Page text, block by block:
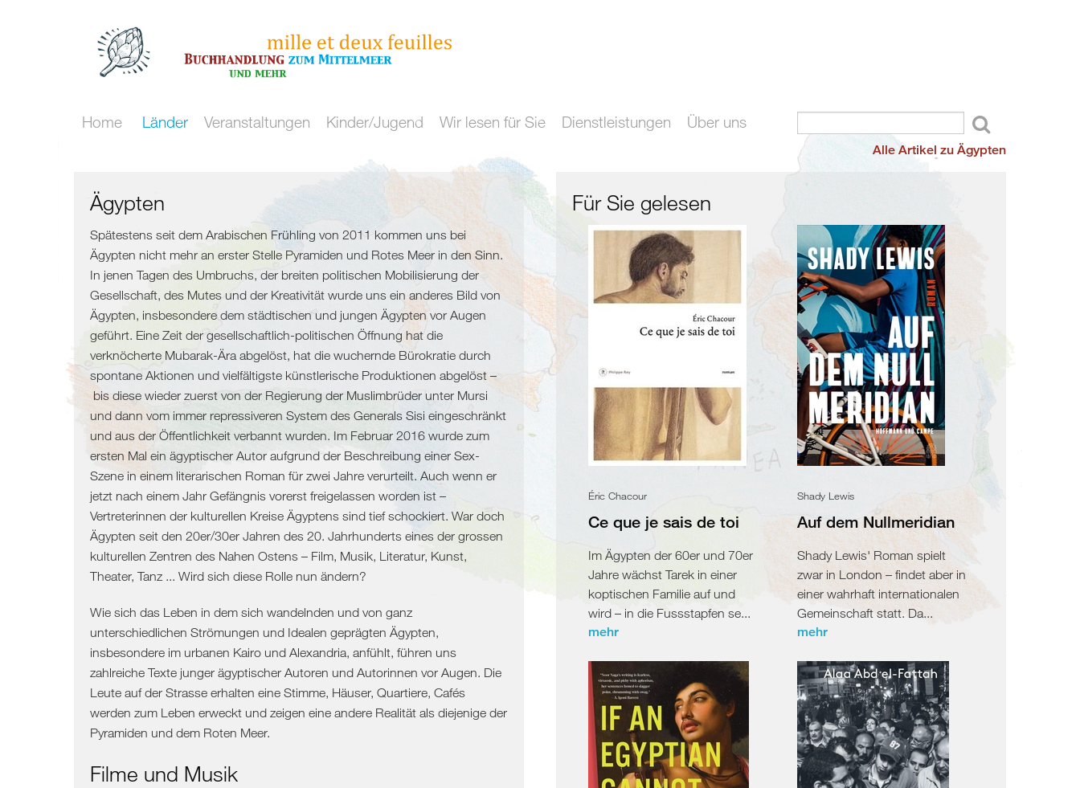
Home Länder
Mittelmeer
Meer
mehr
Flucht
und
Migration
Malta
Algerien
Tunesien
Libyen
Malta
Spanien
Italien
Balkan
Slowenien
Kroatien
Montenegro
Bosnien
Herzegowina
Albanien
Griechenland
/
Türkei
Zypern
Griechenland
Türkei
Zypern
Levante
/
Ägypten
Syrien
Libanon
Palästina
Ägypten
Veranstaltungen Kinder/Jugend Wir lesen für Sie Dienstleistungen Über uns
Alle Artikel zu Ägypten
Ägypten
Spätestens seit dem Arabischen Frühling von 2011 kommen uns bei
Ägypten nicht mehr an erster Stelle Pyramiden und Rotes Meer in den Sinn.
In jenen Tagen des Umbruchs, der breiten politischen Mobilisierung der
Gesellschaft, des Mutes und der Kreativität wurde uns ein anderes Bild von
Ägypten, insbesondere dem städtischen und jungen Ägypten vor Augen
geführt. Eine Zeit der gesellschaftlich-politischen Öffnung hat die
verknöcherte Mubarak-Ära abgelöst, hat die wuchernde Bürokratie durch
spontane Aktionen und vielfältigste künstlerische Produktionen abgelöst –
bis diese wieder zuerst von der Regierung der Muslimbrüder unter Mursi
und dann vom immer repressiveren System des Generals Sisi eingeschränkt
und aus der Öffentlichkeit verbannt wurden. Im Februar 2016 wurde zum
ersten Mal ein ägyptischer Autor aufgrund der Beschreibung einer Sex-
Szene in einem literarischen Roman für zwei Jahre verurteilt. Auch wenn er
jetzt nach einem Jahr Gefängnis vorerst freigelassen worden ist –
Vertreterinnen der kulturellen Kreise Ägyptens sind tief schockiert. War doch
Ägypten seit den 20er/30er Jahren des 20. Jahrhunderts eines der grossen
kulturellen Zentren des Nahen Ostens – Film, Musik, Literatur, Kunst,
Theater, Tanz ... Wird sich diese Rolle nun ändern?
Wie sich das Leben in dem sich wandelnden und von ganz
unterschiedlichen Strömungen und Idealen geprägten Ägypten,
insbesondere im urbanen Kairo und Alexandria, anfühlt, führen uns
zahlreiche Texte junger ägyptischer Autoren und Autorinnen vor Augen. Die
Leute auf der Strasse erhalten eine Stimme, Häuser, Quartiere, Cafés
werden zum Leben erweckt und zeigen eine andere Realität als diejenige der
Pyramiden und dem Roten Meer.
Filme und Musik
Für Sie gelesen
Éric Chacour
Ce que je sais de toi
Im Ägypten der 60er und 70er
Jahre wächst Tarek in einer
koptischen Familie auf und
wird – in die Fussstapfen se...
mehr
Shady Lewis
Auf dem Nullmeridian
Shady Lewis' Roman spielt
zwar in London – findet aber in
einer wahrhaft internationalen
Gemeinschaft statt. Da...
mehr